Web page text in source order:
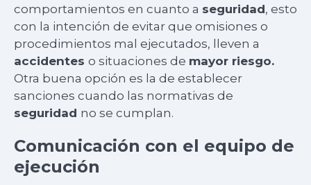
comportamientos en cuanto a seguridad, esto
con la intención de evitar que omisiones o
procedimientos mal ejecutados, lleven a
accidentes o situaciones de mayor riesgo.
Otra buena opción es la de establecer
sanciones cuando las normativas de
seguridad no se cumplan.
Comunicación con el equipo de
ejecución